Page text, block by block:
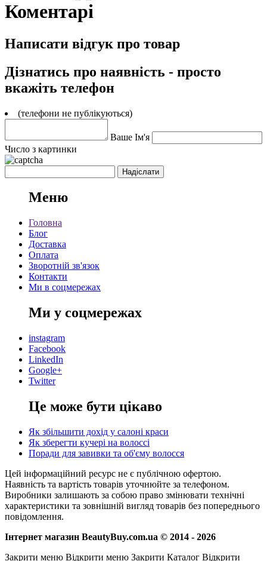
Коментарі
Написати відгук про товар
Дізнатись про наявність - просто
вкажіть телефон
(телефони не публікуються)
Ваше Ім'я
Число з картинки
Меню
Головна
Блог
Доставка
Оплата
Зворотній зв'язок
Контакти
Ми в соцмережах
Ми у соцмережах
instagram
Facebook
LinkedIn
Google+
Twitter
Це може бути цікаво
Як збільшити дохід у салоні краси
Як зберегти кучері на волоссі
Поради для завивки та об'єму волосся
Цей інформаційний ресурс не є публічною офертою.
Наявність та вартість товарів уточнюйте за телефоном.
Виробники залишають за собою право змінювати технічні
характеристики та зовнішній вигляд товарів без попереднього
повідомлення.
Інтернет магазин BeautyBuy.com.ua © 2014 - 2026
Закрити меню Відкрити меню Закрити Каталог Відкрити